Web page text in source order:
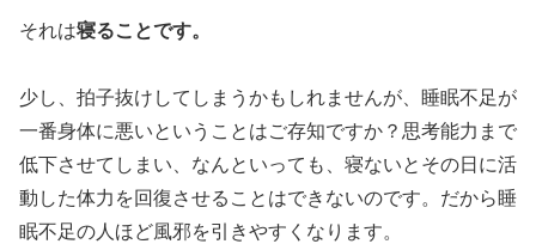
それは寝ることです。
少し、拍子抜けしてしまうかもしれませんが、睡眠不足が
一番身体に悪いということはご存知ですか？思考能力まで
低下させてしまい、なんといっても、寝ないとその日に活
動した体力を回復させることはできないのです。だから睡
眠不足の人ほど風邪を引きやすくなります。